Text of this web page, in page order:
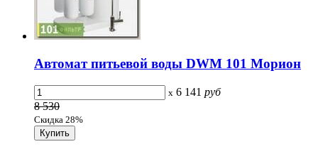
Автомат питьевой воды DWM 101 Морион
x 6 141 руб
8 530
Скидка 28%